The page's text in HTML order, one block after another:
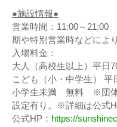
●施設情報●
営業時間：11:00～
期や特別営業時などによ
入場料金：
大人（高校生以上）平日
こども（小・中学生）
小学生未満 無料 ※団
設定有り。※詳細は公式
公式HP： https://